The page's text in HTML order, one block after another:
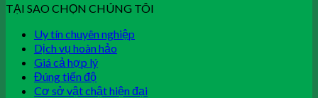
TẠI SAO CHỌN CHÚNG TÔI
Uy tín chuyên nghiệp
Dịch vụ hoàn hảo
Giá cả hợp lý
Đúng tiến độ
Cơ sở vật chật hiện đại